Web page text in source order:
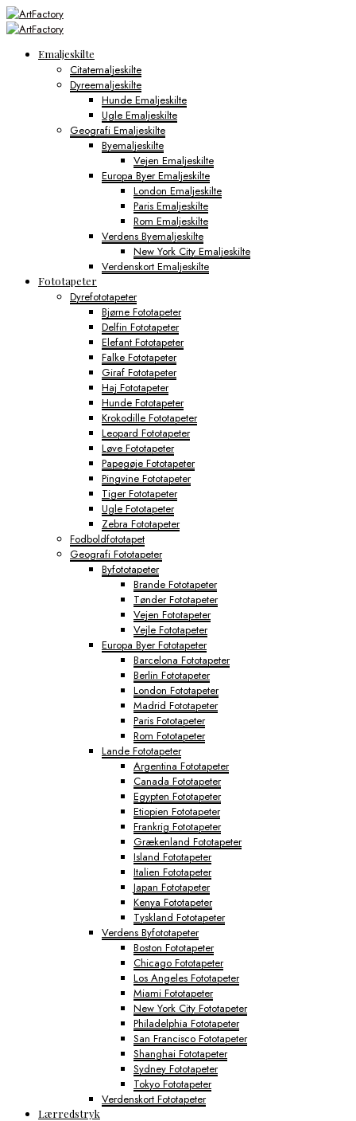
Emaljeskilte
Citatemaljeskilte
Dyreemaljeskilte
Hunde Emaljeskilte
Ugle Emaljeskilte
Geografi Emaljeskilte
Byemaljeskilte
Vejen Emaljeskilte
Europa Byer Emaljeskilte
London Emaljeskilte
Paris Emaljeskilte
Rom Emaljeskilte
Verdens Byemaljeskilte
New York City Emaljeskilte
Verdenskort Emaljeskilte
Fototapeter
Dyrefototapeter
Bjørne Fototapeter
Delfin Fototapeter
Elefant Fototapeter
Falke Fototapeter
Giraf Fototapeter
Haj Fototapeter
Hunde Fototapeter
Krokodille Fototapeter
Leopard Fototapeter
Løve Fototapeter
Papegøje Fototapeter
Pingvine Fototapeter
Tiger Fototapeter
Ugle Fototapeter
Zebra Fototapeter
Fodboldfototapet
Geografi Fototapeter
Byfototapeter
Brande Fototapeter
Tønder Fototapeter
Vejen Fototapeter
Vejle Fototapeter
Europa Byer Fototapeter
Barcelona Fototapeter
Berlin Fototapeter
London Fototapeter
Madrid Fototapeter
Paris Fototapeter
Rom Fototapeter
Lande Fototapeter
Argentina Fototapeter
Canada Fototapeter
Egypten Fototapeter
Etiopien Fototapeter
Frankrig Fototapeter
Grækenland Fototapeter
Island Fototapeter
Italien Fototapeter
Japan Fototapeter
Kenya Fototapeter
Tyskland Fototapeter
Verdens Byfototapeter
Boston Fototapeter
Chicago Fototapeter
Los Angeles Fototapeter
Miami Fototapeter
New York City Fototapeter
Philadelphia Fototapeter
San Francisco Fototapeter
Shanghai Fototapeter
Sydney Fototapeter
Tokyo Fototapeter
Verdenskort Fototapeter
Lærredstryk